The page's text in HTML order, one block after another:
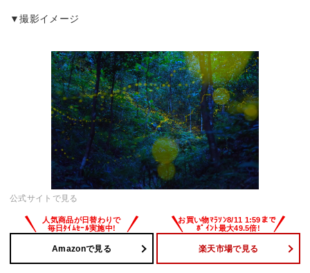
▼撮影イメージ
公式サイトで見る
Amazonで見る 楽天市場で見る